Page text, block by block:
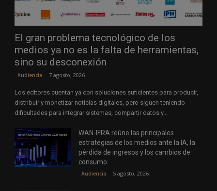
El gran problema tecnológico de los
medios ya no es la falta de herramientas,
sino su desconexión
Audiencia 7 agosto, 2026
Los editores cuentan ya con soluciones suficientes para producir,
distribuir y monetizar noticias digitales, pero siguen teniendo
dificultades para integrar sistemas, compartir datos y...
WAN-IFRA reúne las principales
estrategias de los medios ante la IA, la
pérdida de ingresos y los cambios de
consumo
Audiencia 5 agosto, 2026